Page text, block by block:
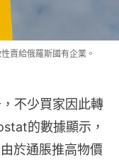
賣給俄羅斯國有企業。
不少買家因此轉
的數據顯示，
於通脹推高物價